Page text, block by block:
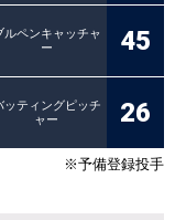
ルペンキャッチャ
ー
45
ッティングピッチ
ャー
26
※予備登録投手